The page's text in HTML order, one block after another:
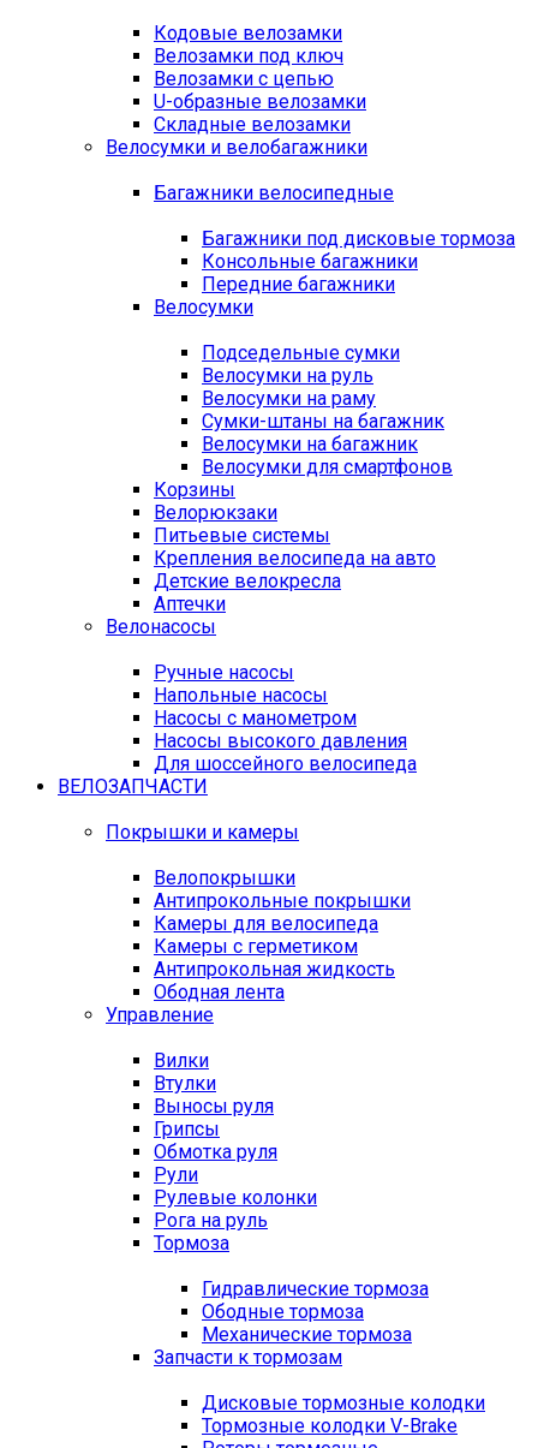
Кодовые велозамки
Велозамки под ключ
Велозамки с цепью
U-образные велозамки
Складные велозамки
Велосумки и велобагажники
Багажники велосипедные
Багажники под дисковые тормоза
Консольные багажники
Передние багажники
Велосумки
Подседельные сумки
Велосумки на руль
Велосумки на раму
Сумки-штаны на багажник
Велосумки на багажник
Велосумки для смартфонов
Корзины
Велорюкзаки
Питьевые системы
Крепления велосипеда на авто
Детские велокресла
Аптечки
Велонасосы
Ручные насосы
Напольные насосы
Насосы с манометром
Насосы высокого давления
Для шоссейного велосипеда
ВЕЛОЗАПЧАСТИ
Покрышки и камеры
Велопокрышки
Антипрокольные покрышки
Камеры для велосипеда
Камеры с герметиком
Антипрокольная жидкость
Ободная лента
Управление
Вилки
Втулки
Выносы руля
Грипсы
Обмотка руля
Рули
Рулевые колонки
Рога на руль
Тормоза
Гидравлические тормоза
Ободные тормоза
Механические тормоза
Запчасти к тормозам
Дисковые тормозные колодки
Тормозные колодки V-Brake